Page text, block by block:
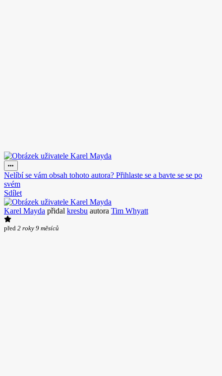
Nelíbí se vám obsah tohoto autora? Přihlaste se a bavte se se po
svém
Sdílet
Karel Mayda přidal kresbu autora Tim Whyatt
před 2 roky 9 měsíců